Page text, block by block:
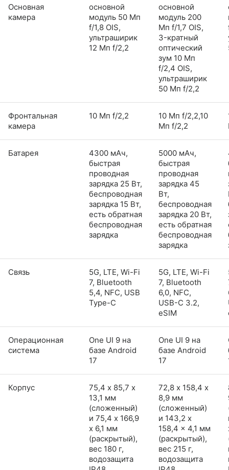
Основная
камера
основной
модуль 50 Мп
f/1,8 OIS,
ультраширик
12 Мп f/2,2
основной
модуль 200
Мп f/1,7 OIS,
3-кратный
оптический
зум 10 Мп
f/2,4 OIS,
ультраширик
50 Мп f/2,2
Фронтальная
камера
10 Мп f/2,2
10 Мп f/2,2,10
Мп f/2,2
Батарея
4300 мАч,
быстрая
проводная
зарядка 25 Вт,
беспроводная
зарядка 15 Вт,
есть обратная
беспроводная
зарядка
5000 мАч,
быстрая
проводная
зарядка 45
Вт,
беспроводная
зарядка 20 Вт,
есть обратная
беспроводная
зарядка
Связь
5G, LTE, Wi-Fi
7, Bluetooth
5,4, NFC, USB
Type-C
5G, LTE, Wi-Fi
7, Bluetooth
6,0, NFC,
USB-C 3.2,
eSIM
Операционная
система
One UI 9 на
базе Android
17
One UI 9 на
базе Android
17
Корпус
75,4 х 85,7 х
13,1 мм
(сложенный)
и 75,4 x 166,9
x 6,1 мм
(раскрытый),
вес 180 г,
водозащита
72,8 х 158,4 х
8,9 мм
(сложенный)
и 143,2 x
158,4 x 4,1 мм
(раскрытый),
вес 215 г,
водозащита